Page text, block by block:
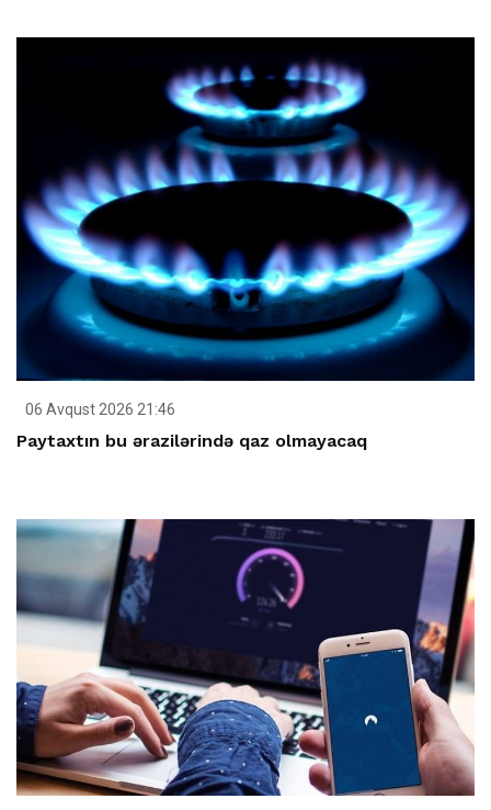
06 Avqust 2026 21:46
Paytaxtın bu ərazilərində qaz olmayacaq